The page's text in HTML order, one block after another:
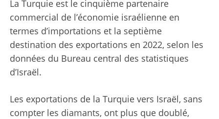
La Turquie est le cinquième partenaire
commercial de l’économie israélienne en
termes d’importations et la septième
destination des exportations en 2022, selon les
données du Bureau central des statistiques
d’Israël.
Les exportations de la Turquie vers Israël, sans
compter les diamants, ont plus que doublé,